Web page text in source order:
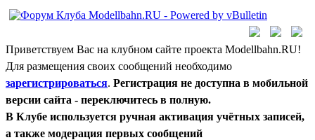
Приветствуем Вас на клубном сайте проекта Modellbahn.RU!
Для размещения своих сообщений необходимо
зарегистрироваться. Регистрация не доступна в мобильной
версии сайта - переключитесь в полную.
В Клубе используется ручная активация учётных записей,
а также модерация первых сообщений